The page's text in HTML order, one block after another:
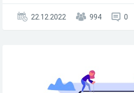
22.12.2022 994 0